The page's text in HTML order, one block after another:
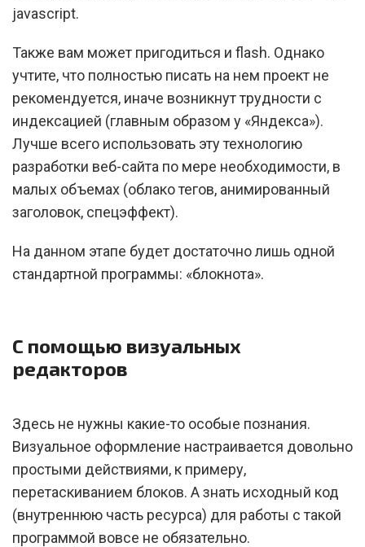
javascript.
Также вам может пригодиться и flash. Однако
учтите, что полностью писать на нем проект не
рекомендуется, иначе возникнут трудности с
индексацией (главным образом у «Яндекса»).
Лучше всего использовать эту технологию
разработки веб-сайта по мере необходимости, в
малых объемах (облако тегов, анимированный
заголовок, спецэффект).
На данном этапе будет достаточно лишь одной
стандартной программы: «блокнота».
С помощью визуальных
редакторов
Здесь не нужны какие-то особые познания.
Визуальное оформление настраивается довольно
простыми действиями, к примеру,
перетаскиванием блоков. А знать исходный код
(внутреннюю часть ресурса) для работы с такой
программой вовсе не обязательно.